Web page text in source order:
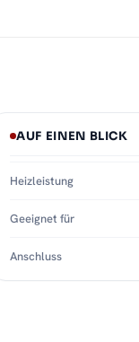
AUF EINEN BLICK
Heizleistung
Geeignet für
Anschluss